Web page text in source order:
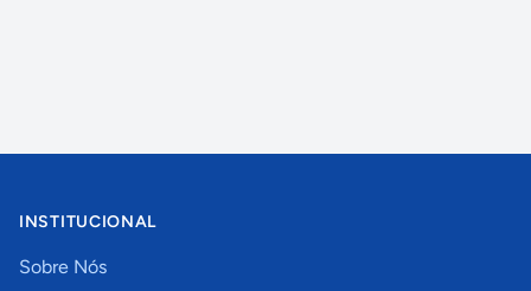
INSTITUCIONAL
Sobre Nós